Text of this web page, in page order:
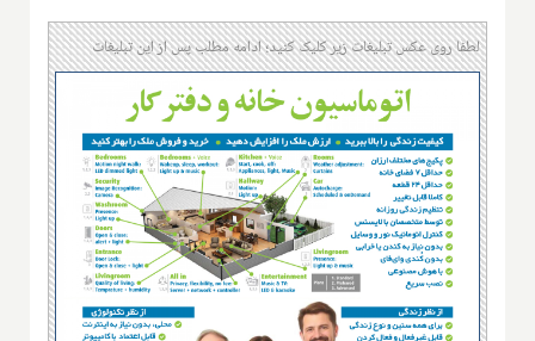
لطفا روی عکس تبلیغات زیر کلیک کنید؛ ادامه مطلب پس از این تبلیغات